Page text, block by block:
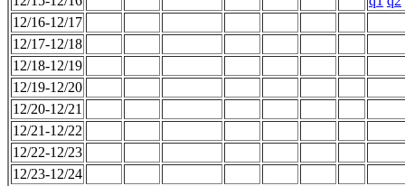
12/16-12/17
12/17-12/18
12/18-12/19
12/19-12/20
12/20-12/21
12/21-12/22
12/22-12/23
12/23-12/24